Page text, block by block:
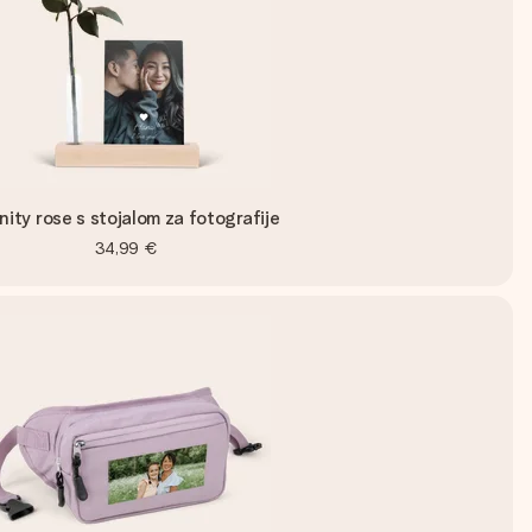
rose s stojalom za fotografije
34,99 €